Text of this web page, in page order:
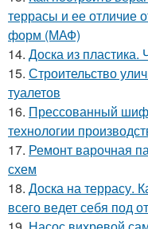
террасы и ее отличие
форм (МАФ)
14. Доска из пластика.
15. Строительство
туалетов
16. Прессованный
технологии
17. Ремонт варочная
схем
18. Доска на террасу.
всего ведет себя под